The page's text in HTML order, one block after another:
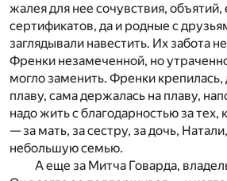
жалея для нее сочувствия,
сертификатов, да и родные с
заглядывали навестить. Их забота
Френки незамеченной, но
могло заменить. Френки
плаву, сама держалась на плаву,
надо жить с благодарностью за тех,
— за мать, за сестру, за дочь,
небольшую семью.
А еще за Митча Говарда,